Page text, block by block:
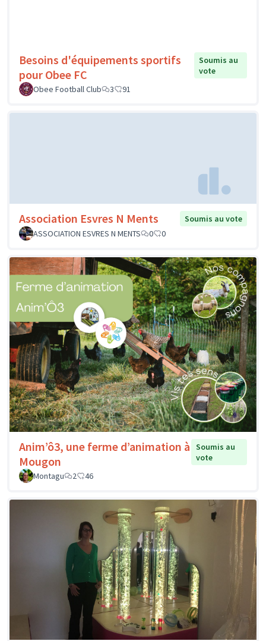
Besoins d'équipements sportifs
pour Obee FC
Soumis au
vote
Obee Football Club
3 91
Association Esvres N Ments
Soumis au vote
ASSOCIATION ESVRES N MENTS
0 0
Anim’ô3, une ferme d’animation à
Mougon
Soumis au
vote
Montagu
2 46